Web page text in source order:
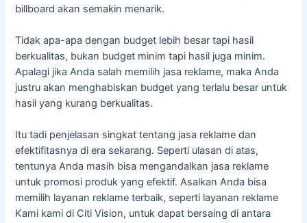
billboard akan semakin menarik.
Tidak apa-apa dengan budget lebih besar tapi hasil
berkualitas, bukan budget minim tapi hasil juga minim.
Apalagi jika Anda salah memilih jasa reklame, maka Anda
justru akan menghabiskan budget yang terlalu besar untuk
hasil yang kurang berkualitas.
Itu tadi penjelasan singkat tentang jasa reklame dan
efektifitasnya di era sekarang. Seperti ulasan di atas,
tentunya Anda masih bisa mengandalkan jasa reklame
untuk promosi produk yang efektif. Asalkan Anda bisa
memilih layanan reklame terbaik, seperti layanan reklame
Kami kami di Citi Vision, untuk dapat bersaing di antara